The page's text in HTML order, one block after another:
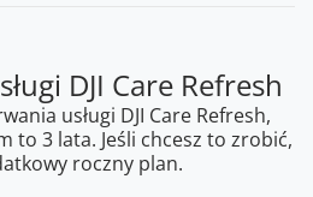
DJI Care Refresh
usługi DJI Care Refresh,
to 3 lata. Jeśli chcesz to zrobić,
roczny plan.